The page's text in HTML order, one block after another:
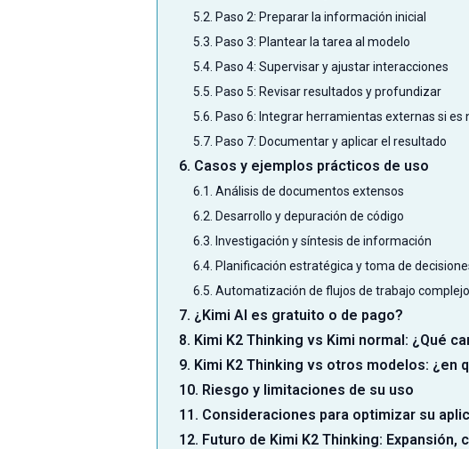
5.2. Paso 2: Preparar la información inicial
5.3. Paso 3: Plantear la tarea al modelo
5.4. Paso 4: Supervisar y ajustar interacciones
5.5. Paso 5: Revisar resultados y profundizar
5.6. Paso 6: Integrar herramientas externas si es
5.7. Paso 7: Documentar y aplicar el resultado
6. Casos y ejemplos prácticos de uso
6.1. Análisis de documentos extensos
6.2. Desarrollo y depuración de código
6.3. Investigación y síntesis de información
6.4. Planificación estratégica y toma de
6.5. Automatización de flujos de trabajo
7. ¿Kimi AI es gratuito o de pago?
8. Kimi K2 Thinking vs Kimi normal: ¿Qué
9. Kimi K2 Thinking vs otros modelos: ¿en
10. Riesgo y limitaciones de su uso
11. Consideraciones para optimizar su
12. Futuro de Kimi K2 Thinking: